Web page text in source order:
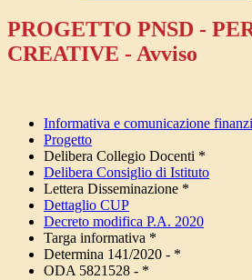
PROGETTO PNSD -
CREATIVE - Avviso
Informativa e comunicazione
Progetto
Delibera Collegio Docenti *
Delibera Consiglio di Istituto
Lettera Disseminazione *
Dettaglio CUP
Decreto modifica P.A. 2020
Targa informativa *
Determina 141/2020 - *
ODA 5821528 - *